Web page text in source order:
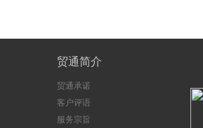
贸通简介
贸通承诺
客户评语
服务宗旨